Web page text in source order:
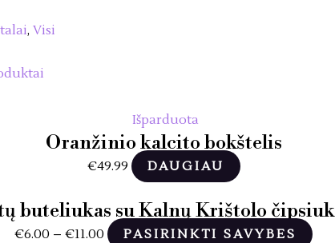
, Visi
Išparduota
Oranžinio kalcito bokštelis
€49.99 DAUGIAU
buteliukas su Kalnų Krištolo
€6.00 – €11.00 PASIRINKTI SAVYBES